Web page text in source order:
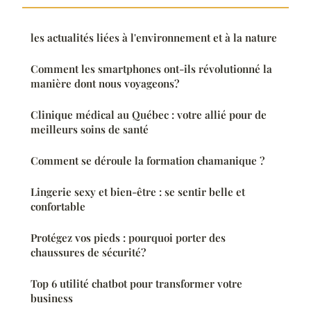
les actualités liées à l'environnement et à la nature
Comment les smartphones ont-ils révolutionné la
manière dont nous voyageons?
Clinique médical au Québec : votre allié pour de
meilleurs soins de santé
Comment se déroule la formation chamanique ?
Lingerie sexy et bien-être : se sentir belle et
confortable
Protégez vos pieds : pourquoi porter des
chaussures de sécurité?
Top 6 utilité chatbot pour transformer votre
business